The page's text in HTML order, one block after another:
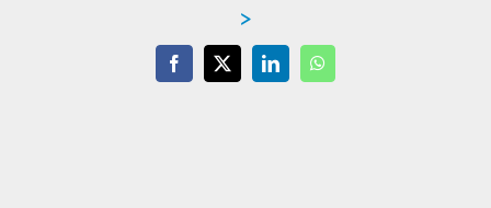
>
Facebook
X LinkedInWhatsApp